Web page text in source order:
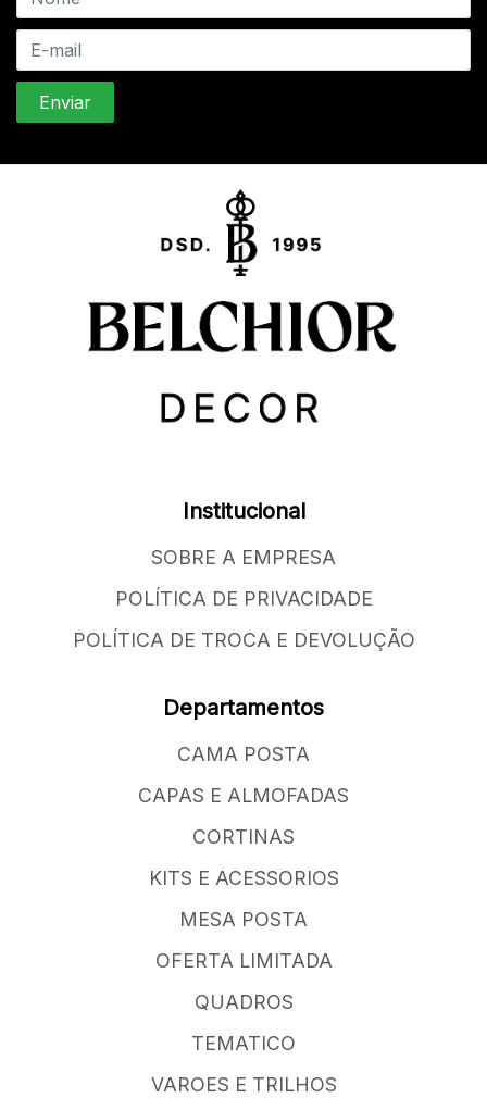
Institucional
SOBRE A EMPRESA
POLÍTICA DE PRIVACIDADE
POLÍTICA DE TROCA E DEVOLUÇÃO
Departamentos
CAMA POSTA
CAPAS E ALMOFADAS
CORTINAS
KITS E ACESSORIOS
MESA POSTA
OFERTA LIMITADA
QUADROS
TEMATICO
VAROES E TRILHOS